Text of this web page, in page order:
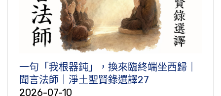
一句「我根器鈍」，換來臨終端坐西歸｜
聞言法師｜淨土聖賢錄選譯27
2026-07-10